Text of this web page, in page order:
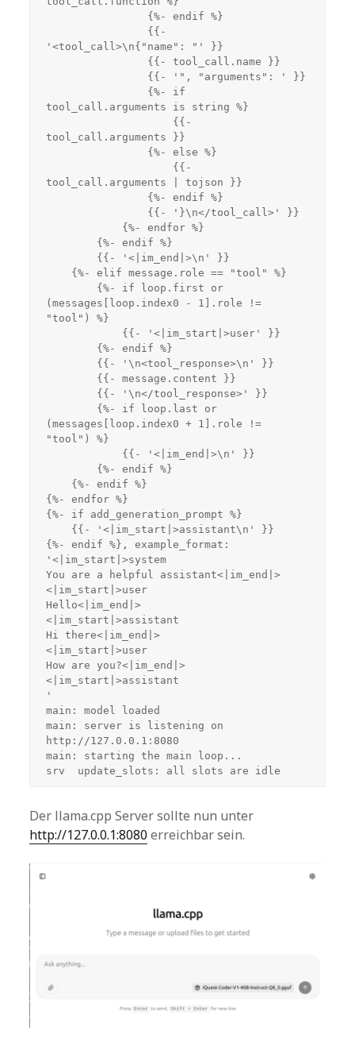
                {%- endif %}
'<tool_call>\n{"name": "' }}
                {{- tool_call.name }}
                {{- '", "arguments": ' }}
tool_call.arguments is string %}
tool_call.arguments }}
                {%- else %}
tool_call.arguments | tojson }}
                {%- endif %}
                {{- '}\n</tool_call>' }}
            {%- endfor %}
        {%- endif %}
        {{- '<|im_end|>\n' }}
    {%- elif message.role == "tool" %}
(messages[loop.index0 - 1].role !=
"tool") %}
            {{- '<|im_start|>user' }}
        {%- endif %}
        {{- '\n<tool_response>\n' }}
        {{- message.content }}
        {{- '\n</tool_response>' }}
(messages[loop.index0 + 1].role !=
"tool") %}
            {{- '<|im_end|>\n' }}
        {%- endif %}
    {%- endif %}
{%- endfor %}
{%- if add_generation_prompt %}
    {{- '<|im_start|>assistant\n' }}
{%- endif %}, example_format:
'<|im_start|>system
You are a helpful assistant<|im_end|>
<|im_start|>user
Hello<|im_end|>
<|im_start|>assistant
Hi there<|im_end|>
<|im_start|>user
How are you?<|im_end|>
<|im_start|>assistant
'
main: model loaded
main: server is listening on
http://127.0.0.1:8080
main: starting the main loop...
srv  update_slots: all slots are idle
Der llama.cpp Server sollte nun unter
http://127.0.0.1:8080erreichbar sein.